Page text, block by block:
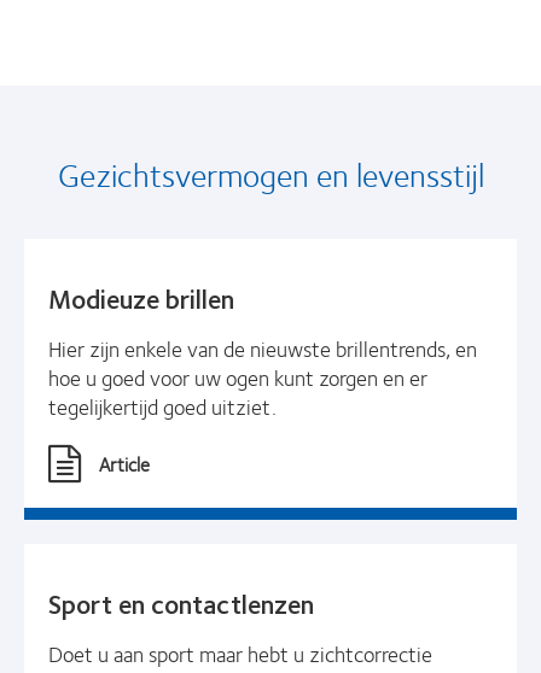
Gezichtsvermogen en levensstijl
Modieuze brillen
Hier zijn enkele van de nieuwste brillentrends, en
hoe u goed voor uw ogen kunt zorgen en er
tegelijkertijd goed uitziet.
Article
Sport en contactlenzen
Doet u aan sport maar hebt u zichtcorrectie